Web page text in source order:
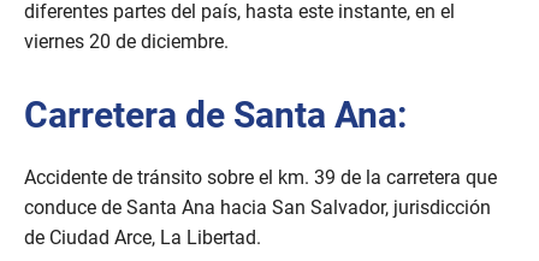
diferentes partes del país, hasta este instante, en el
viernes 20 de diciembre.
Carretera de Santa Ana:
Accidente de tránsito sobre el km. 39 de la carretera que
conduce de Santa Ana hacia San Salvador, jurisdicción
de Ciudad Arce, La Libertad.